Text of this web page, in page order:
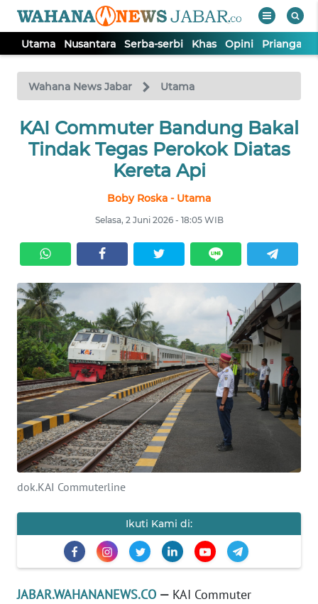
Utama Nusantara Serba-serbi Khas Opini Priangan
Wahana News Jabar Utama
KAI Commuter Bandung Bakal
Tindak Tegas Perokok Diatas
Kereta Api
Boby Roska - Utama
Selasa, 2 Juni 2026 - 18:05 WIB
dok.KAI Commuterline
Ikuti Kami di:
JABAR.WAHANANEWS.CO — KAI Commuter
TV
Tutup
UTAMA
KHAS
OPINI
PRIANGAN
TIMUR
SUKABUMI
PURWAKARTA
Informasi
KAMI